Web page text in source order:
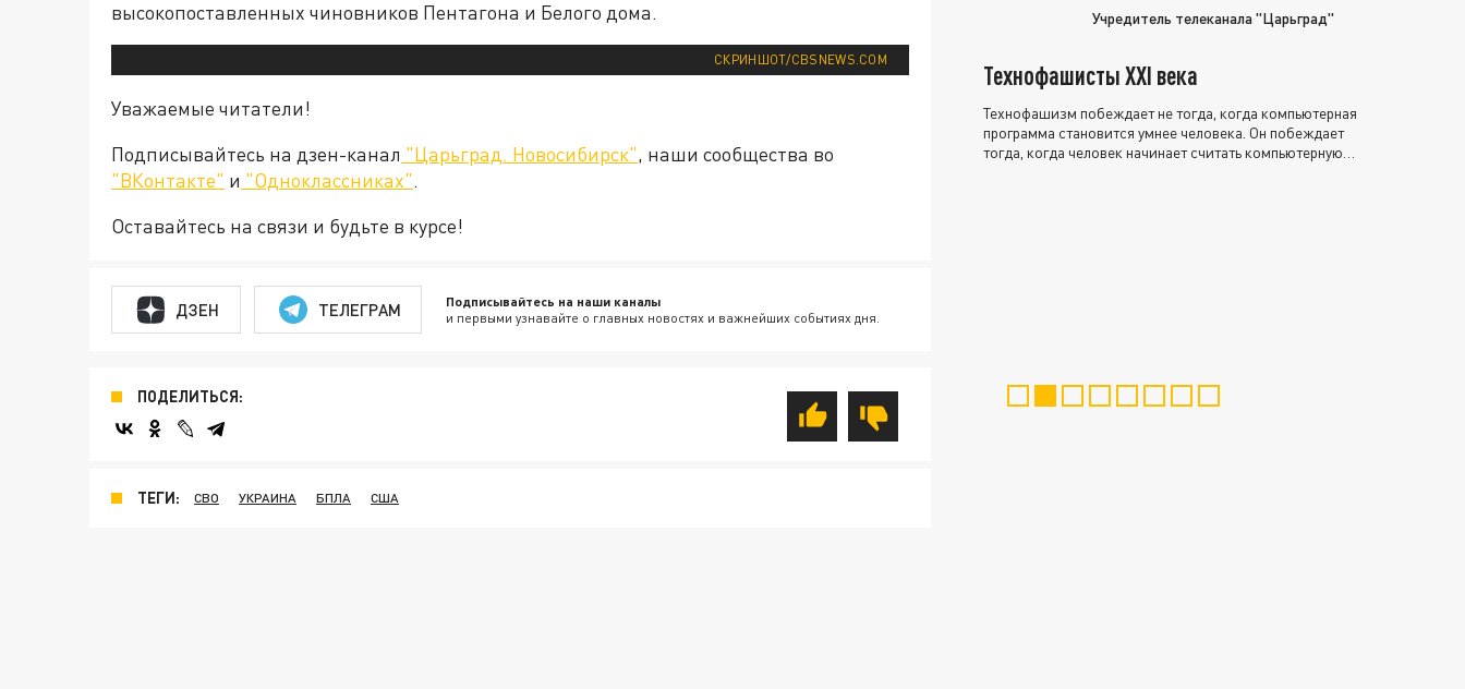
высокопоставленных чиновников Пентагона и Белого дома.
СКРИНШОТ/CBSNEWS.COM
Уважаемые читатели!
Подписывайтесь на дзен-канал "Царьград. Новосибирск", наши сообщества во
"ВКонтакте" и "Одноклассниках".
Оставайтесь на связи и будьте в курсе!
ДЗЕН ТЕЛЕГРАМ Подписывайтесь на наши каналы
и первыми узнавайте о главных новостях и важнейших событиях дня.
ПОДЕЛИТЬСЯ:
ТЕГИ: СВО УКРАИНА БПЛА США
Учредитель телеканала "Царьград"
Технофашисты XXI века
Технофашизм побеждает не тогда, когда компьютерная
программа становится умнее человека. Он побеждает
тогда, когда человек начинает считать компьютерную